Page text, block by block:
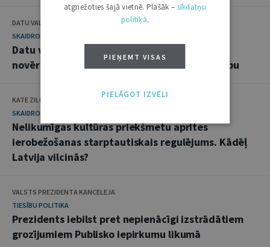
DATU VALSTS INSPEKCIJA
SKAIDROJUMI. VIEDOKĻI
Datu valsts inspekcijas rekomendācijas
novērtējumam par ietekmi uz datu aizsardzību
KATE ZILGALVE
SKAIDROJUMI. VIEDOKĻI
Nelikumīgas kultūras priekšmetu aprites
ierobežošanas starptautiskais regulējums. Kādēļ
Latvija vilcinās?
VALSTS PREZIDENTA KANCELEJA
TIESĪBU POLITIKA
Prezidents iebilst pret nepienācīgi izstrādātiem
grozījumiem Publisko iepirkumu likumā
atgriežoties šajā vietnē. Plašāk – sīkdatņu
politikā.
PIEŅEMT VISAS
PIELĀGOT IZVĒLI